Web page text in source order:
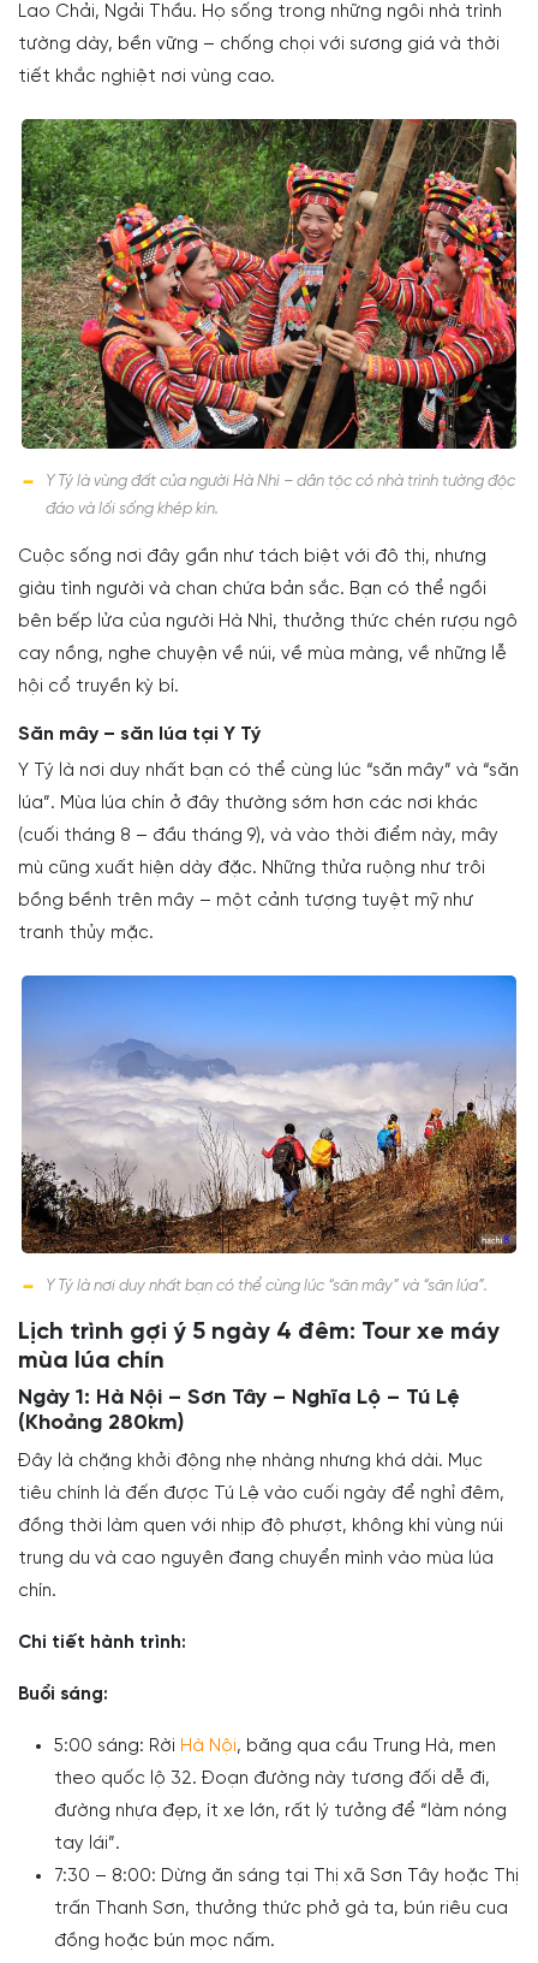
Lao Chải, Ngải Thầu. Họ sống trong những ngôi nhà trình
tường dày, bền vững – chống chọi với sương giá và thời
tiết khắc nghiệt nơi vùng cao.
Y Tý là vùng đất của người Hà Nhì – dân tộc có nhà trình tường độc
đáo và lối sống khép kín.
Cuộc sống nơi đây gần như tách biệt với đô thị, nhưng
giàu tình người và chan chứa bản sắc. Bạn có thể ngồi
bên bếp lửa của người Hà Nhì, thưởng thức chén rượu ngô
cay nồng, nghe chuyện về núi, về mùa màng, về những lễ
hội cổ truyền kỳ bí.
Săn mây – săn lúa tại Y Tý
Y Tý là nơi duy nhất bạn có thể cùng lúc “săn mây” và “săn
lúa”. Mùa lúa chín ở đây thường sớm hơn các nơi khác
(cuối tháng 8 – đầu tháng 9), và vào thời điểm này, mây
mù cũng xuất hiện dày đặc. Những thửa ruộng như trôi
bồng bềnh trên mây – một cảnh tượng tuyệt mỹ như
tranh thủy mặc.
Y Tý là nơi duy nhất bạn có thể cùng lúc “săn mây” và “săn lúa”.
Lịch trình gợi ý 5 ngày 4 đêm: Tour xe máy
mùa lúa chín
Ngày 1: Hà Nội – Sơn Tây – Nghĩa Lộ – Tú Lệ
(Khoảng 280km)
Đây là chặng khởi động nhẹ nhàng nhưng khá dài. Mục
tiêu chính là đến được Tú Lệ vào cuối ngày để nghỉ đêm,
đồng thời làm quen với nhịp độ phượt, không khí vùng núi
trung du và cao nguyên đang chuyển mình vào mùa lúa
chín.
Chi tiết hành trình:
Buổi sáng:
5:00 sáng: Rời Hà Nội, băng qua cầu Trung Hà, men
theo quốc lộ 32. Đoạn đường này tương đối dễ đi,
đường nhựa đẹp, ít xe lớn, rất lý tưởng để “làm nóng
tay lái”.
7:30 – 8:00: Dừng ăn sáng tại Thị xã Sơn Tây hoặc Thị
trấn Thanh Sơn, thưởng thức phở gà ta, bún riêu cua
đồng hoặc bún mọc nấm.